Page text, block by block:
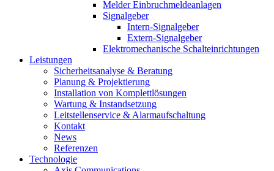
Melder Einbruchmeldeanlagen
Signalgeber
Intern-Signalgeber
Extern-Signalgeber
Elektromechanische Schalteinrichtungen
Leistungen
Sicherheitsanalyse & Beratung
Planung & Projektierung​
Installation von Komplettlösungen
Wartung & Instandsetzung
Leitstellenservice & Alarmaufschaltung
Kontakt
News
Referenzen
Technologie